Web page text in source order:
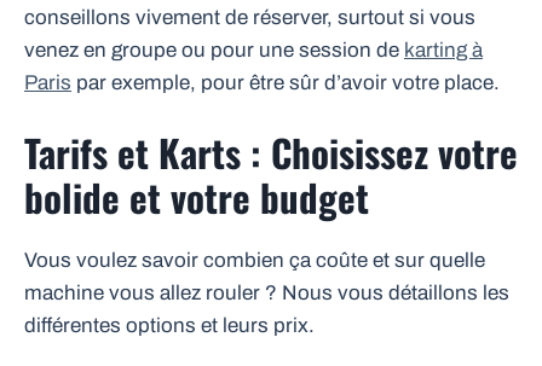
conseillons vivement de réserver, surtout si vous
venez en groupe ou pour une session de karting à
Paris par exemple, pour être sûr d’avoir votre place.
Tarifs et Karts : Choisissez votre
bolide et votre budget
Vous voulez savoir combien ça coûte et sur quelle
machine vous allez rouler ? Nous vous détaillons les
différentes options et leurs prix.